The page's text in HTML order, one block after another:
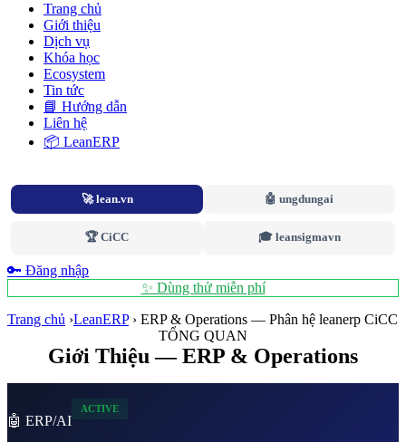
Trang chủ
Giới thiệu
Dịch vụ
Khóa học
Ecosystem
Tin tức
📘 Hướng dẫn
Liên hệ
📦 LeanERP
🚀 lean.vn 🤖 ungdungai
🏆 CiCC 🎓 leansigmavn
🔑 Đăng nhập
✨ Dùng thử miễn phí
Trang chủ ›LeanERP › ERP & Operations — Phân hệ leanerp CiCC
TỔNG QUAN
Giới Thiệu — ERP & Operations
🤖 ERP/AI
ACTIVE